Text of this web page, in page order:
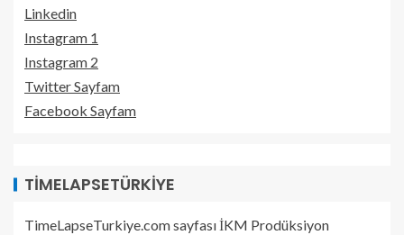
Linkedin
Instagram 1
Instagram 2
Twitter Sayfam
Facebook Sayfam
TIMELAPSETÜRKIYE
TimeLapseTurkiye.com sayfası İKM Prodüksiyon